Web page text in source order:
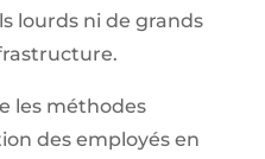
lourds ni de grands
les méthodes
des employés en